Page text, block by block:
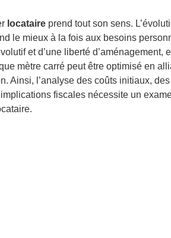
locataire prend tout son sens.
le mieux à la fois aux besoins
et d’une liberté d’aménagement,
mètre carré peut être optimisé en
Ainsi, l’analyse des coûts initiaux,
fiscales nécessite un